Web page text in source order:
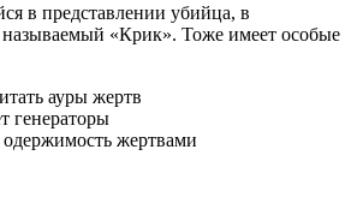
в представлении убийца, в
называемый «Крик». Тоже имеет особые
ауры жертв
генераторы
одержимость жертвами